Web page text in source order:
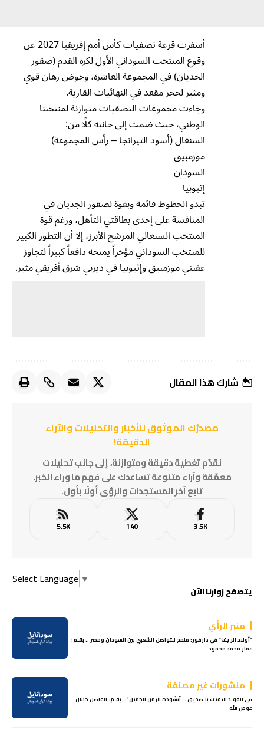
أسفرت قرعة تصفيات كأس أمم إفريقيا 2027 عن
وقوع المنتخب السوداني الأول لكرة القدم (صقور
الجديان) في المجموعة العاشرة، وخوض رهان قوي
ومثير لحجز مقعد في النهائيات القارية.
وجاءت مجموعات التصفيات متوازنة لمنتخبنا
الوطني، حيث ضمت إلى جانبه كلًا من:
السنغال (أسود التيرانجا – رأس المجموعة)
موزمبيق
السودان
إثيوبيا
تبدو الحظوظ قائمة وبقوة لصقور الجديان في
المنافسة على إحدى بطاقتي التأهل، ورغم قوة
المنتخب السنغالي المرشح الأبرز، إلا أن التطور الكبير
للمنتخب السوداني مؤخراً يمنحه دافعاً كبيراً لتجاوز
عقبتي موزمبيق وإثيوبيا في ديربي شرق أفريقي مثير.
شارك هذا المقال
مصدرُك الموثوق للأخبار والتحليلات والآراء
الدقيقة!
نقدّم تغطية دقيقة ومتوازنة، إلى جانب تحليلات
معمّقة وآراء متنوعة تساعدك على فهم ما وراء الخبر.
تابع آخر المستجدات والرؤى أولًا بأول.
3.5K
140
5.5K
Select Language ▼
يتصفح زوارنا الآن
منبر الرأي
“أولاد الريف” في دارفور: ملمح للتواصل الشعبي بين السودان ومصر .. بقلم:
عمار محمد محمود
منشورات غير مصنفة
فى القولد التقيت بالصديق … أنشودة الزمن الجميل! .. بقلم: الفاضل حسن
عوض الله